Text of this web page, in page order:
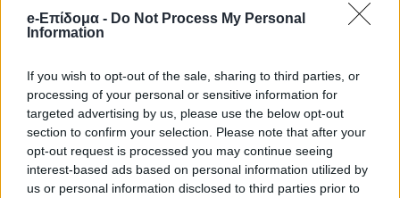
e-Επίδομα - Do Not Process My Personal
Information
If you wish to opt-out of the sale, sharing to third parties, or
processing of your personal or sensitive information for
targeted advertising by us, please use the below opt-out
section to confirm your selection. Please note that after your
opt-out request is processed you may continue seeing
interest-based ads based on personal information utilized by
us or personal information disclosed to third parties prior to